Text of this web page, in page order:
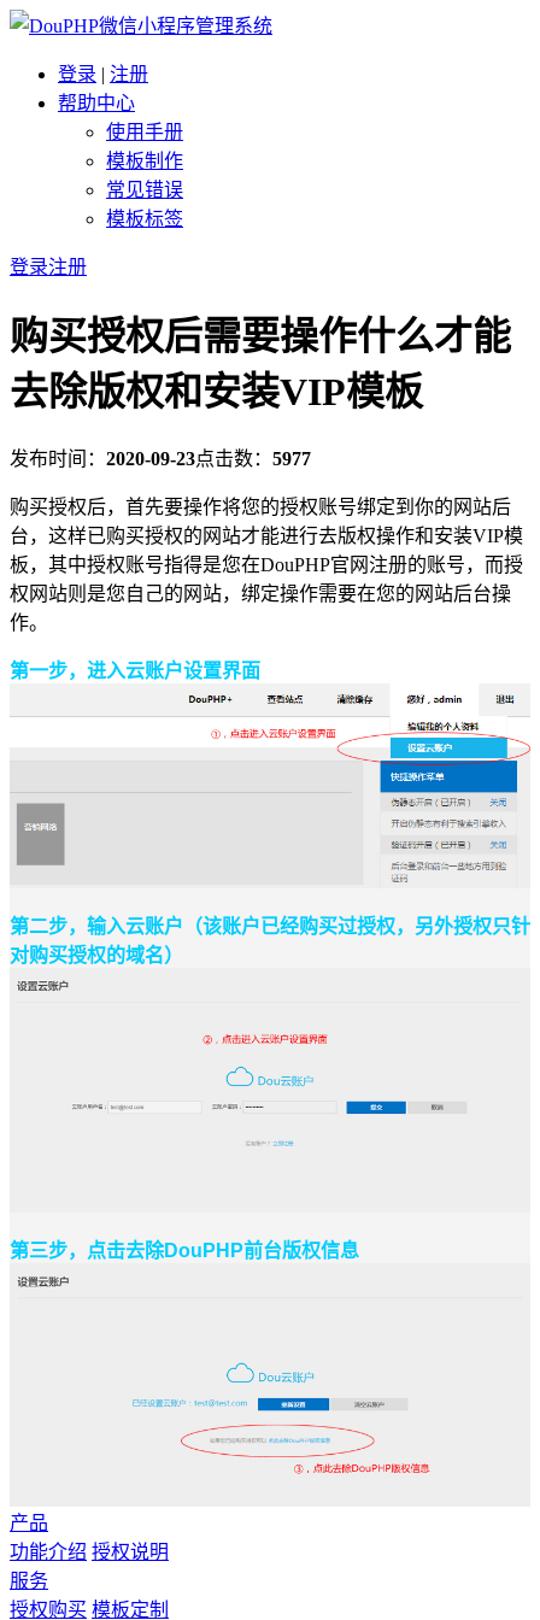
登录 | 注册
帮助中心
使用手册
模板制作
常见错误
模板标签
登录注册
购买授权后需要操作什么才能
去除版权和安装VIP模板
发布时间： 2020-09-23点击数： 5977
购买授权后，首先要操作将您的授权账号绑定到你的网站后
台，这样已购买授权的网站才能进行去版权操作和安装VIP模
板，其中授权账号指得是您在DouPHP官网注册的账号，而授
权网站则是您自己的网站，绑定操作需要在您的网站后台操
作。
第一步，进入云账户设置界面
第二步，输入云账户（该账户已经购买过授权，另外授权只针
对购买授权的域名）
第三步，点击去除DouPHP前台版权信息
产品
功能介绍 授权说明
服务
授权购买 模板定制